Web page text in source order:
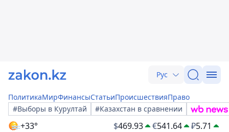
Рус
ПолитикаМирФинансыСтатьиПроисшествияПраво
#Выборы в Курултай
#Казахстан в сравнении
+33° $469.93 €541.64 ₽5.71